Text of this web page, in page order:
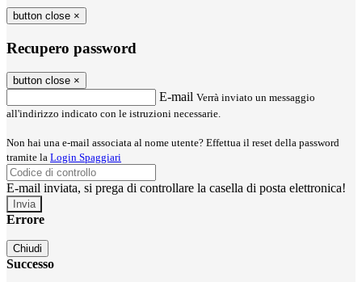
button close ×
Recupero password
button close ×
E-mail Verrà inviato un messaggio
all'indirizzo indicato con le istruzioni necessarie.
Non hai una e-mail associata al nome utente? Effettua il reset della password
tramite la Login Spaggiari
E-mail inviata, si prega di controllare la casella di posta elettronica!
Errore
Chiudi
Successo